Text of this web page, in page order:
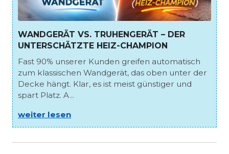
WANDGERÄT VS. TRUHENGERÄT – DER
UNTERSCHÄTZTE HEIZ-CHAMPION
Fast 90% unserer Kunden greifen automatisch
zum klassischen Wandgerät, das oben unter der
Decke hängt. Klar, es ist meist günstiger und
spart Platz. A...
weiter lesen